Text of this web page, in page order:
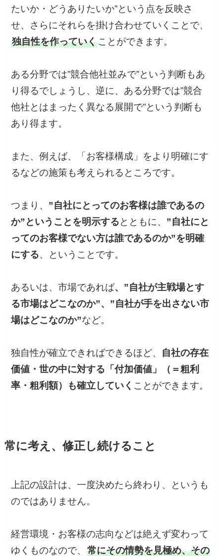
たいか・どうありたいか”という点を反映さ
せ、さらにそれらを掛け合わせていくことで、
独自性を作っていくことができます。
ある分野では”競合他社並みで”という判断もあ
り得るでしょうし、逆に、ある分野では”競合
他社とはまったく異なる展開で”という判断も
あり得ます。
また、例えば、「お客様構成」をより明確にす
るなどの施策も考えられるところです。
つまり、 ”自社にとってのお客様は誰であるの
か”ということを明示するとともに、 ”自社にと
ってのお客様でない方は誰であるのか”を明確
にする、ということです。
あるいは、市場であれば、”自社が主戦場とす
る市場はどこなのか”、”自社が手を出さない市
場はどこなのか”など。
独自性が確立できればできるほど、 自社の存在
価値・世の中に対する「付加価値」（＝粗利
率・粗利額）も確立していく ことができます。
常に考え、修正し続けること
上記の設計は、一度決めたら終わり、というも
のではありません。
経営環境・お客様の志向などは絶えず変わって
ゆくものなので、常にその情勢を見極め、その